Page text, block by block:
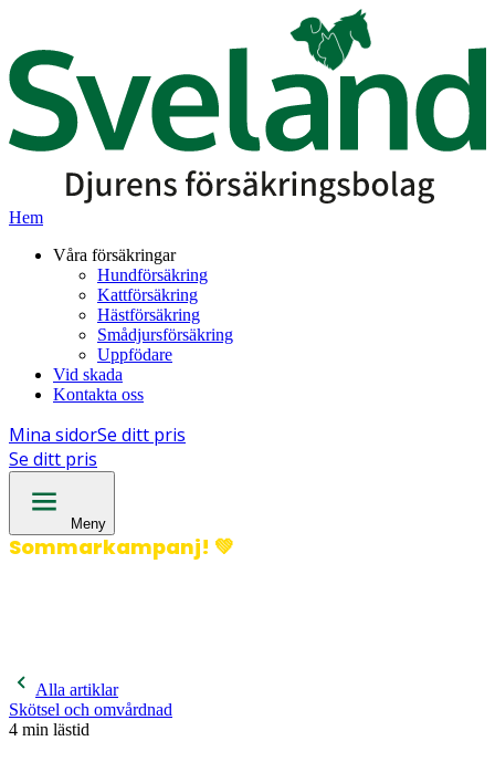
Hem
Våra försäkringar
Hundförsäkring
Kattförsäkring
Hästförsäkring
Smådjursförsäkring
Uppfödare
Vid skada
Kontakta oss
Mina sidorSe ditt pris
Se ditt pris
Meny
Sommarkampanj! 💚
Alla artiklar
Skötsel och omvårdnad
4 min lästid